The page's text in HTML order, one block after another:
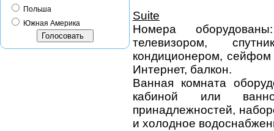
Польша
Южная Америка
Suite
Номера
телевизором,
кондиционером,
Интернет, балкон.
Ванная комната
кабиной или
принадлежностей,
и холодное